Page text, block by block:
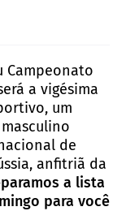
Campeonato
a vigésima
um
de
anfitriã da
a lista
para você